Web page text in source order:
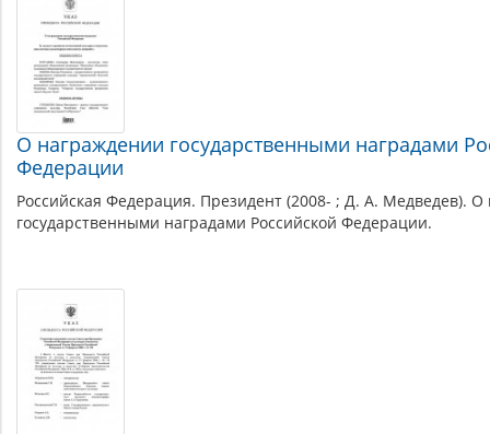
О награждении государственными наградами
Федерации
Российская Федерация. Президент (2008- ; Д. А. Медведев).
государственными наградами Российской Федерации.